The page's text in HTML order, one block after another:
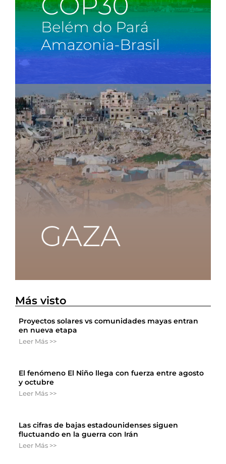
Más visto
Proyectos solares vs comunidades mayas entran
en nueva etapa
Leer Más >>
El fenómeno El Niño llega con fuerza entre agosto
y octubre
Leer Más >>
Las cifras de bajas estadounidenses siguen
fluctuando en la guerra con Irán
Leer Más >>